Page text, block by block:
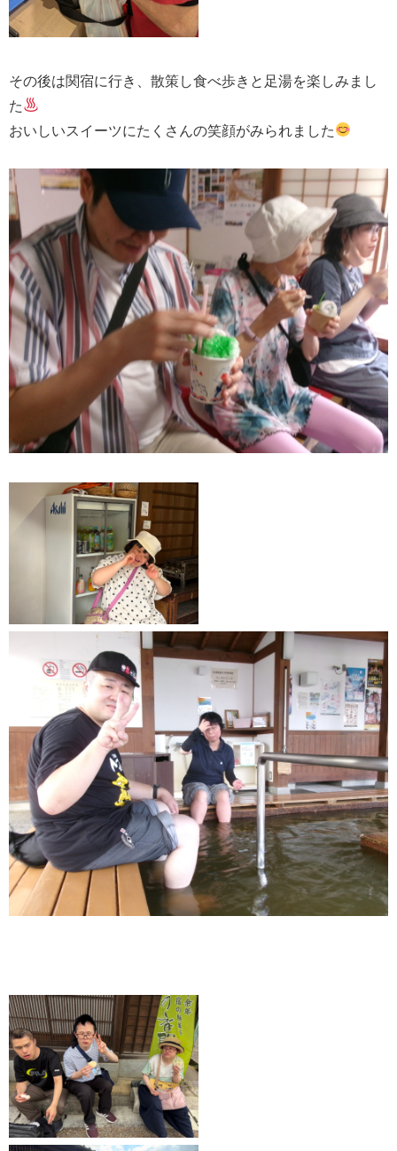
その後は関宿に行き、散策し食べ歩きと足湯を楽しみまし
た
おいしいスイーツにたくさんの笑顔がみられました